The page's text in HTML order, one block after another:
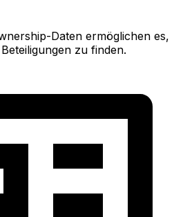
Daten ermöglichen es,
zu finden.